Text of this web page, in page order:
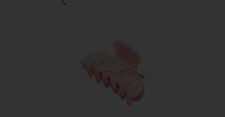
Favorite Sweetheart Clip